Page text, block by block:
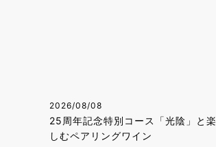
2026/08/08
25周年記念特別コース「光陰」と楽
しむペアリングワイン